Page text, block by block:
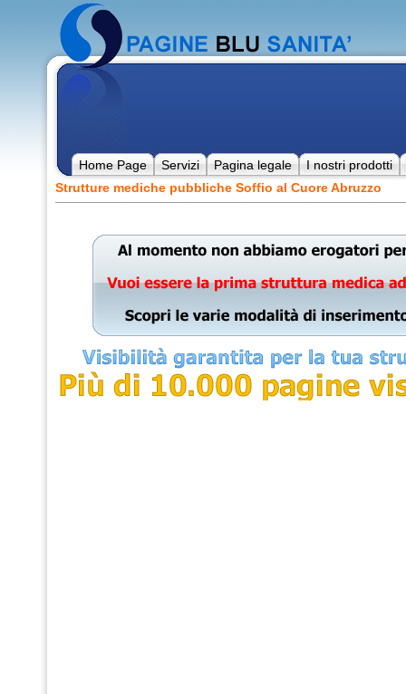
Home Page Servizi Pagina legale
I nostri prodotti
Strutture mediche pubbliche Soffio al Cuore Abruzzo